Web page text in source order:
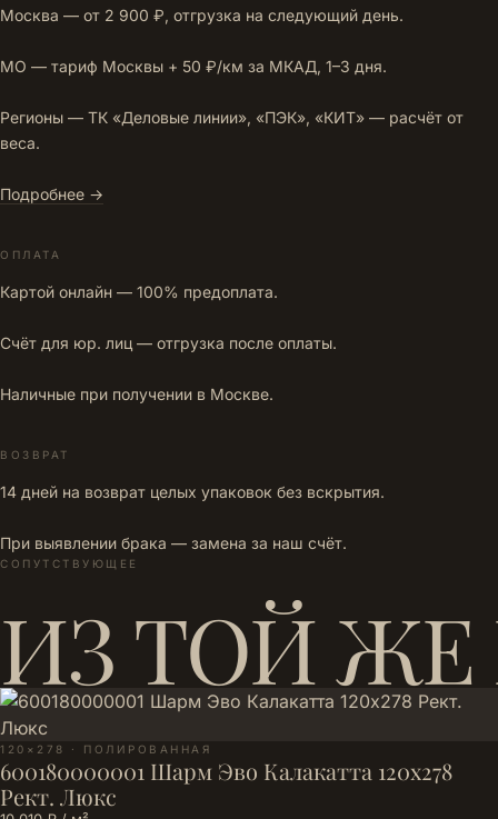
Москва — от 2 900 ₽, отгрузка на следующий день.
МО — тариф Москвы + 50 ₽/км за МКАД, 1–3 дня.
Регионы — ТК «Деловые линии», «ПЭК», «КИТ» — расчёт от
веса.
Подробнее →
ОПЛАТА
Картой онлайн — 100% предоплата.
Счёт для юр. лиц — отгрузка после оплаты.
Наличные при получении в Москве.
ВОЗВРАТ
14 дней на возврат целых упаковок без вскрытия.
При выявлении брака — замена за наш счёт.
СОПУТСТВУЮЩЕЕ
ИЗ ТОЙ ЖЕ
120×278 · ПОЛИРОВАННАЯ
600180000001 Шарм Эво Калакатта 120х278
Рект. Люкс